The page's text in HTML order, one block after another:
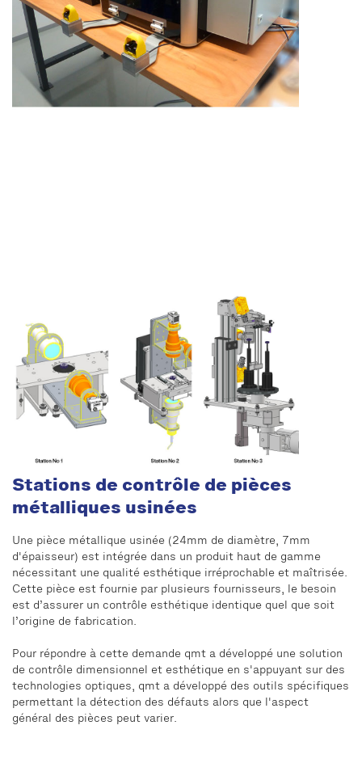
Stations de contrôle de pièces
métalliques usinées
Une pièce métallique usinée (24mm de diamètre, 7mm
d'épaisseur) est intégrée dans un produit haut de gamme
nécessitant une qualité esthétique irréprochable et maîtrisée.
Cette pièce est fournie par plusieurs fournisseurs, le besoin
est d’assurer un contrôle esthétique identique quel que soit
l’origine de fabrication.
Pour répondre à cette demande qmt a développé une solution
de contrôle dimensionnel et esthétique en s'appuyant sur des
technologies optiques, qmt a développé des outils spécifiques
permettant la détection des défauts alors que l'aspect
général des pièces peut varier.